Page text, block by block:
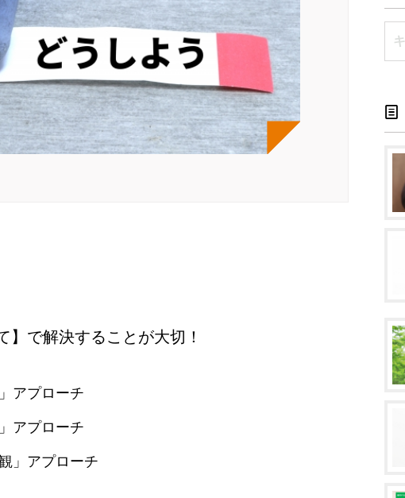
で解決することが大切！
アプローチ
アプローチ
」アプローチ